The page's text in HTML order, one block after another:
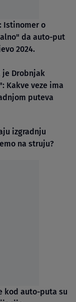
Istinomer o
da auto-put
2024.
Drobnjak
Kakve veze ima
puteva
izgradnju
na struju?
kod auto-puta su